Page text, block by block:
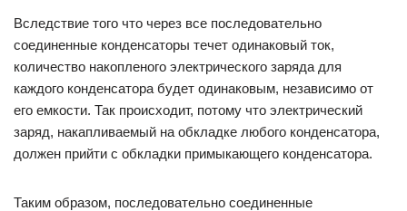
Вследствие того что через все последовательно
соединенные конденсаторы течет одинаковый ток,
количество накопленого электрического заряда для
каждого конденсатора будет одинаковым, независимо от
его емкости. Так происходит, потому что электрический
заряд, накапливаемый на обкладке любого конденсатора,
должен прийти с обкладки примыкающего конденсатора.
Таким образом, последовательно соединенные